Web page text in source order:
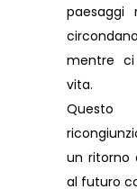
paesaggi
mentre ci
vita.
Questo
un ritorno
al futuro